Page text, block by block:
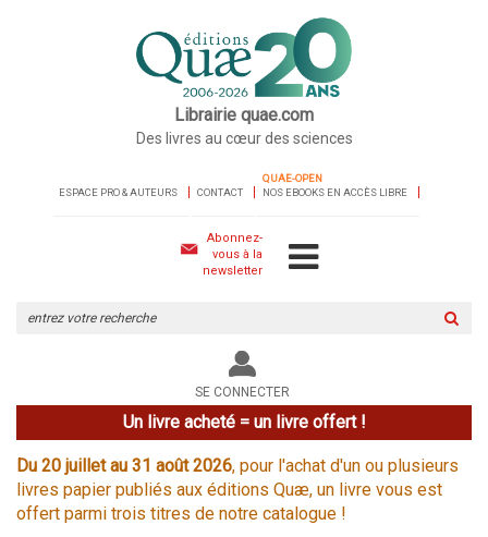
Librairie quae.com
Des livres au cœur des sciences
ESPACE PRO & AUTEURS CONTACT
QUAE-OPEN
NOS EBOOKS EN ACCÈS LIBRE
Abonnez-
vous à la
newsletter
le
site
SE CONNECTER
Un livre acheté = un livre offert !
Du 20 juillet au 31 août 2026, pour l'achat d'un ou plusieurs
livres papier publiés aux éditions Quæ, un livre vous est
offert parmi trois titres de notre catalogue !